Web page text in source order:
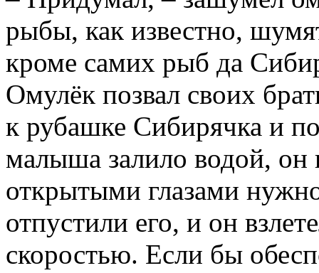
рыбы, как известно,
кроме самих рыб да
Омулёк позвал своих
к рубашке Сибирячка и
малыша залило водой, он
открытыми глазами
отпустили его, и он
скоростью. Если бы